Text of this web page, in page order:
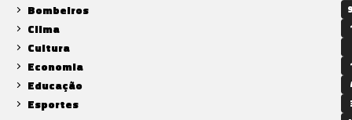
Bombeiros
Clima
Cultura
Economia
Educação
Esportes